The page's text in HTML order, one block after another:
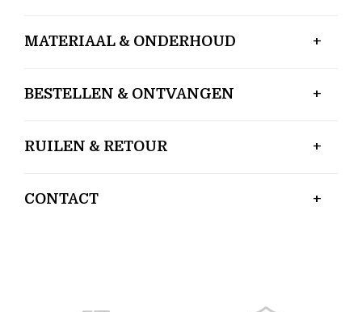
MATERIAAL & ONDERHOUD
BESTELLEN & ONTVANGEN
RUILEN & RETOUR
CONTACT